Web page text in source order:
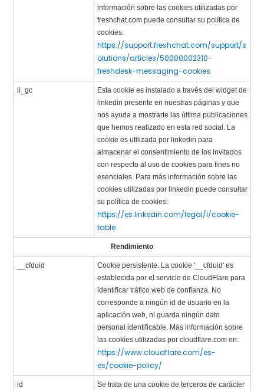
información sobre las cookies utilizadas por
freshchat.com puede consultar su política de
cookies:
https://support.freshchat.com/support/s
olutions/articles/50000002310-
freshdesk-messaging-cookies
li_gc
Esta cookie es instalado a través del widget de
linkedin presente en nuestras páginas y que
nos ayuda a mostrarte las última publicaciones
que hemos realizado en esta red social. La
cookie es utilizada por linkedin para
almacenar el consentimiento de los invitados
con respecto al uso de cookies para fines no
esenciales. Para más información sobre las
cookies utilizadas por linkedin puede consultar
su política de cookies:
https://es.linkedin.com/legal/l/cookie-
table
Rendimiento
__cfduid
Cookie persistente. La cookie '__cfduid' es
establecida por el servicio de CloudFlare para
identificar tráfico web de confianza. No
corresponde a ningún id de usuario en la
aplicación web, ni guarda ningún dato
personal identificable. Más información sobre
las cookies utilizadas por cloudflare.com en:
https://www.cloudflare.com/es-
es/cookie-policy/
id
Se trata de una cookie de terceros de carácter